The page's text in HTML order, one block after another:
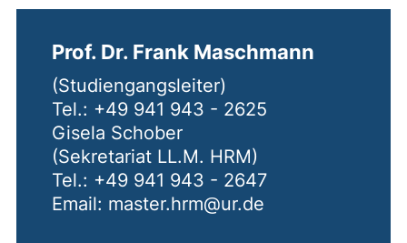
Prof. Dr. Frank Maschmann
(Studiengangsleiter)
Tel.: +49 941 943 - 2625
Gisela Schober
(Sekretariat LL.M. HRM)
Tel.: +49 941 943 - 2647
Email: master.hrm@ur.de